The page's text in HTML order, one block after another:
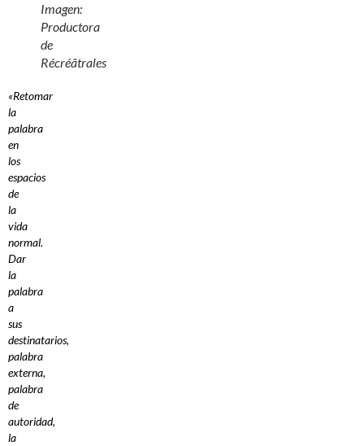
Imagen:
Productora
de
Récréâtrales
«Retomar
la
palabra
en
los
espacios
de
la
vida
normal.
Dar
la
palabra
a
sus
destinatarios,
palabra
externa,
palabra
de
autoridad,
la